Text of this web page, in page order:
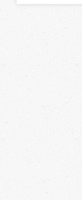
T
b
s